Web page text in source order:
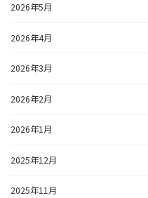
2026年5月
2026年4月
2026年3月
2026年2月
2026年1月
2025年12月
2025年11月